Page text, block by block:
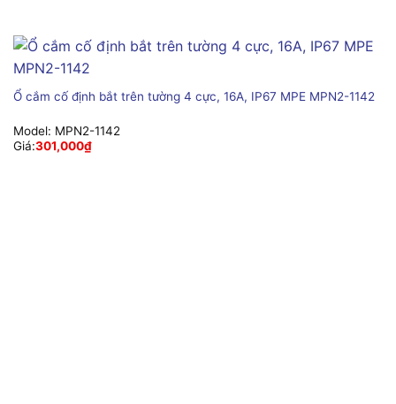
Ổ cắm cố định bắt trên tường 4 cực, 16A, IP67 MPE MPN2-1142
Model: MPN2-1142
Giá:301,000₫